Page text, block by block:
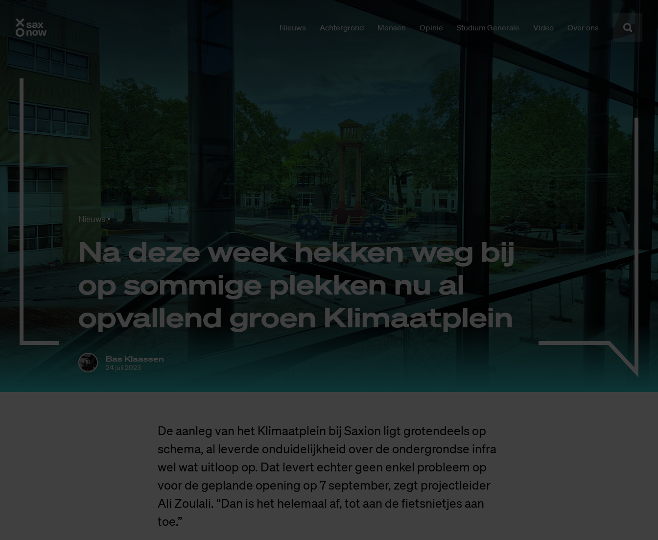
Nieuws Achtergrond Mensen Opinie Studium Generale Video Over ons
Nieuws
Na deze week hek­ken weg bij
op som­mi­ge plek­ken nu al
op­val­lend groen Kli­maat­plein
Bas Klaassen
24 juli 2023
De aanleg van het Klimaatplein bij Saxion ligt grotendeels op
schema, al leverde onduidelijkheid over de ondergrondse infra
wel wat uitloop op. Dat levert echter geen enkel probleem op
voor de geplande opening op 7 september, zegt projectleider
Ali Zoulali. “Dan is het helemaal af, tot aan de fietsnietjes aan
toe.”